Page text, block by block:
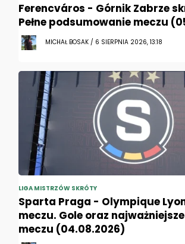
Ferencváros - Górnik Zabrze
Pełne podsumowanie meczu
MICHAŁ BOSAK / 6 SIERPNIA 2026, 13:18
LIGA MISTRZÓW SKRÓTY
Sparta Praga - Olympique
meczu. Gole oraz
meczu (04.08.2026)